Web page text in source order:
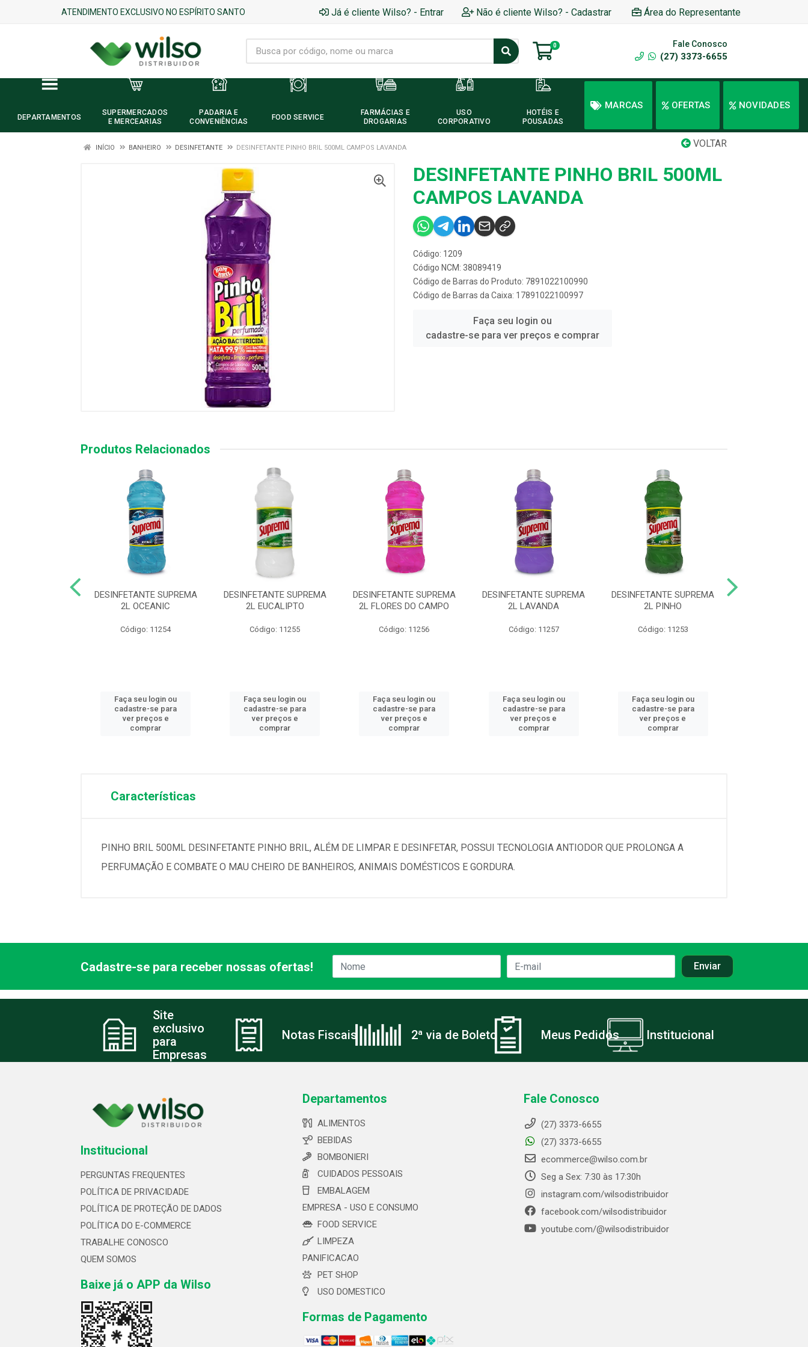
ATENDIMENTO EXCLUSIVO NO ESPÍRITO SANTO Já é cliente Wilso? - Entrar Não é cliente Wilso? - Cadastrar Área do Representante
0 Fale Conosco
(27) 3373-6655
DEPARTAMENTOS
SUPERMERCADOS
E MERCEARIAS
PADARIA E
CONVENIÊNCIAS
FOOD SERVICE
FARMÁCIAS E
DROGARIAS
USO
CORPORATIVO
HOTÉIS E
POUSADAS
MARCAS OFERTAS NOVIDADES
VOLTAR
INÍCIO BANHEIRO DESINFETANTE DESINFETANTE PINHO BRIL 500ML CAMPOS LAVANDA
DESINFETANTE PINHO BRIL 500ML
CAMPOS LAVANDA
Código: 1209
Código NCM: 38089419
Código de Barras do Produto: 7891022100990
Código de Barras da Caixa: 17891022100997
Faça seu login ou
cadastre-se para ver preços e comprar
Produtos Relacionados
DESINFETANTE SUPREMA
2L OCEANIC
Código: 11254
Faça seu login ou
cadastre-se para
ver preços e
comprar
DESINFETANTE SUPREMA
2L EUCALIPTO
Código: 11255
Faça seu login ou
cadastre-se para
ver preços e
comprar
DESINFETANTE SUPREMA
2L FLORES DO CAMPO
Código: 11256
Faça seu login ou
cadastre-se para
ver preços e
comprar
DESINFETANTE SUPREMA
2L LAVANDA
Código: 11257
Faça seu login ou
cadastre-se para
ver preços e
comprar
DESINFETANTE SUPREMA
2L PINHO
Código: 11253
Faça seu login ou
cadastre-se para
ver preços e
comprar
Características
PINHO BRIL 500ML DESINFETANTE PINHO BRIL, ALÉM DE LIMPAR E DESINFETAR, POSSUI TECNOLOGIA ANTIODOR QUE PROLONGA A
PERFUMAÇÃO E COMBATE O MAU CHEIRO DE BANHEIROS, ANIMAIS DOMÉSTICOS E GORDURA.
Cadastre-se para receber nossas ofertas!
Site
exclusivo
para
Empresas
Notas Fiscais 2ª via de Boleto Meus Pedidos Institucional
Institucional
PERGUNTAS FREQUENTES
POLÍTICA DE PRIVACIDADE
POLÍTICA DE PROTEÇÃO DE DADOS
POLÍTICA DO E-COMMERCE
TRABALHE CONOSCO
QUEM SOMOS
Baixe já o APP da Wilso
Departamentos
ALIMENTOS
BEBIDAS
BOMBONIERI
CUIDADOS PESSOAIS
EMBALAGEM
EMPRESA - USO E CONSUMO
FOOD SERVICE
LIMPEZA
PANIFICACAO
PET SHOP
USO DOMESTICO
Formas de Pagamento
Fale Conosco
(27) 3373-6655
(27) 3373-6655
ecommerce@wilso.com.br
Seg a Sex: 7:30 às 17:30h
instagram.com/wilsodistribuidor
facebook.com/wilsodistribuidor
youtube.com/@wilsodistribuidor